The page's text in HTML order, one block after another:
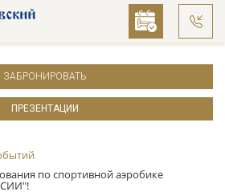
ЗАБРОНИРОВАТЬ
ПРЕЗЕНТАЦИИ
по спортивной аэробике